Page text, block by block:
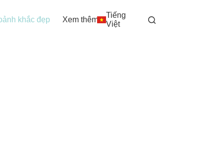
khắc đẹp Xem thêm
Tiếng
Việt